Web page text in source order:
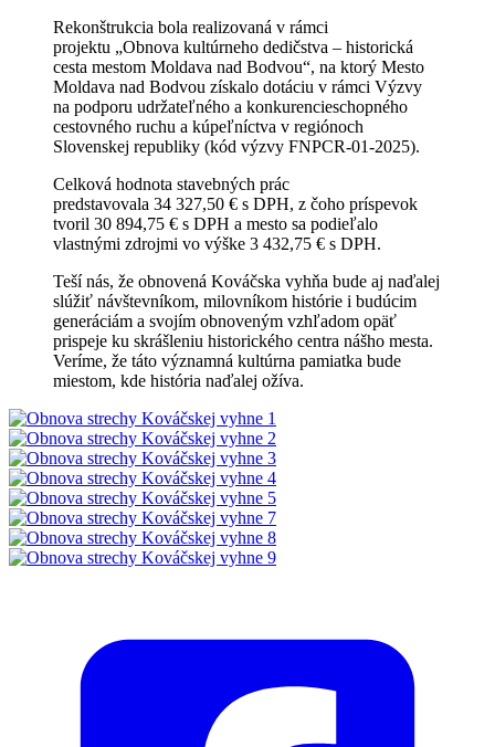
Rekonštrukcia bola realizovaná v rámci
projektu „Obnova kultúrneho dedičstva – historická
cesta mestom Moldava nad Bodvou“, na ktorý Mesto
Moldava nad Bodvou získalo dotáciu v rámci Výzvy
na podporu udržateľného a konkurencieschopného
cestovného ruchu a kúpeľníctva v regiónoch
Slovenskej republiky (kód výzvy FNPCR-01-2025).
Celková hodnota stavebných prác
predstavovala 34 327,50 € s DPH, z čoho príspevok
tvoril 30 894,75 € s DPH a mesto sa podieľalo
vlastnými zdrojmi vo výške 3 432,75 € s DPH.
Teší nás, že obnovená Kováčska vyhňa bude aj naďalej
slúžiť návštevníkom, milovníkom histórie i budúcim
generáciám a svojím obnoveným vzhľadom opäť
prispeje ku skrášleniu historického centra nášho mesta.
Veríme, že táto významná kultúrna pamiatka bude
miestom, kde história naďalej ožíva.